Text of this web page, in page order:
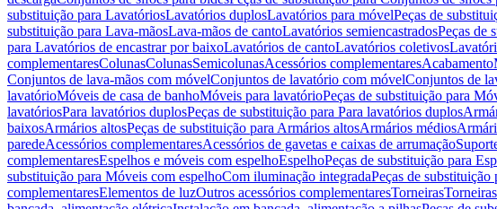
substituição para LavatóriosLavatórios duplosLavatórios para móvelPeças de
substituição para Lava-mãosLava-mãos de cantoLavatórios semiencastradosPeças de
para Lavatórios de encastrar por baixoLavatórios de cantoLavatórios coletivos
complementaresColunasColunasSemicolunasAcessórios complementaresAcabamento
Conjuntos de lava-mãos com móvelConjuntos de lavatório com móvelConjuntos de
lavatórioMóveis de casa de banhoMóveis para lavatórioPeças de substituição para
lavatóriosPara lavatórios duplosPeças de substituição para Para lavatórios duplos
baixosArmários altosPeças de substituição para Armários altosArmários médios
paredeAcessórios complementaresAcessórios de gavetas e caixas de arrumação
complementaresEspelhos e móveis com espelhoEspelhoPeças de substituição para
substituição para Móveis com espelhoCom iluminação integradaPeças de
complementaresElementos de luzOutros acessórios complementaresTorneirasTorneiras